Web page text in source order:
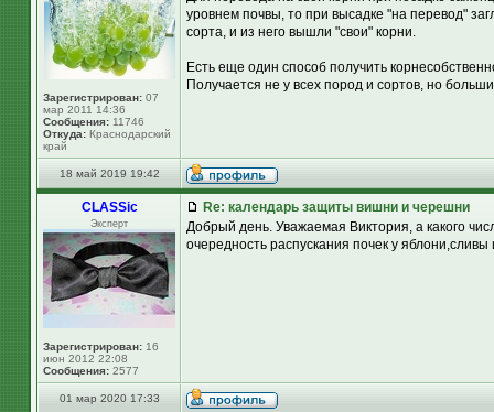
Зарегистрирован: 07
мар 2011 14:36
Сообщения: 11746
Откуда: Краснодарский
край
уровнем почвы, то при высадке "на перевод"
сорта, и из него вышли "свои" корни.
Есть еще один способ получить
Получается не у всех пород и сортов, но
18 май 2019 19:42
CLASSic
Эксперт
Зарегистрирован: 16
июн 2012 22:08
Сообщения: 2577
Re: календарь защиты вишни и черешни
Добрый день. Уважаемая Виктория, а какого
очередность распускания почек у
01 мар 2020 17:33